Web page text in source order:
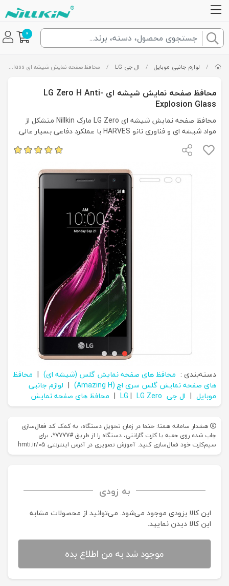
0
/ لوازم جانبی موبایل / ال جی LG / محافظ صفحه نمایش شیشه ای LG Zero H Anti-Explosion Glass
محافظ صفحه نمایش شیشه ای LG Zero H Anti-
Explosion Glass
محافظ صفحه نمایش شیشه ای LG Zero مارک Nillkin متشکل از
مواد شیشه ای و فناوری نانو HARVES با عملکرد دفاعی بسیار عالی.
دسته‌بندی : محافظ های صفحه نمایش گلس (شیشه ای) | محافظ
های صفحه نمایش گلس سری اچ (Amazing H)
| لوازم جانبی
موبایل | ال جی LG | LG Zero
| محافظ های صفحه نمایش
هشدار سامانه همتا: حتما در زمان تحویل دستگاه، به کمک کد فعال‌سازی
چاپ شده روی جعبه یا کارت گارانتی، دستگاه را از طریق #7777*، برای
سیم‌کارت خود فعال‌سازی کنید. آموزش تصویری در آدرس اینترنتی hmti.ir/05
به زودی
این کالا بزودی موجود می‌شود. می‌توانید از محصولات مشابه
این کالا دیدن نمایید.
موجود شد به من اطلاع بده